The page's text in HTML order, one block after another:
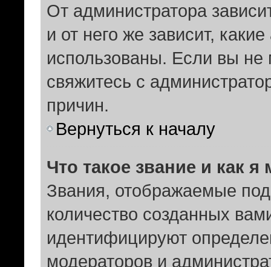
От администратора
и от него же зависит,
использованы. Если вы не
свяжитесь с
причин.
Вернуться к началу
Что такое звание и как я
Звания, отображаемые
количество созданных
идентифицируют
модераторов и